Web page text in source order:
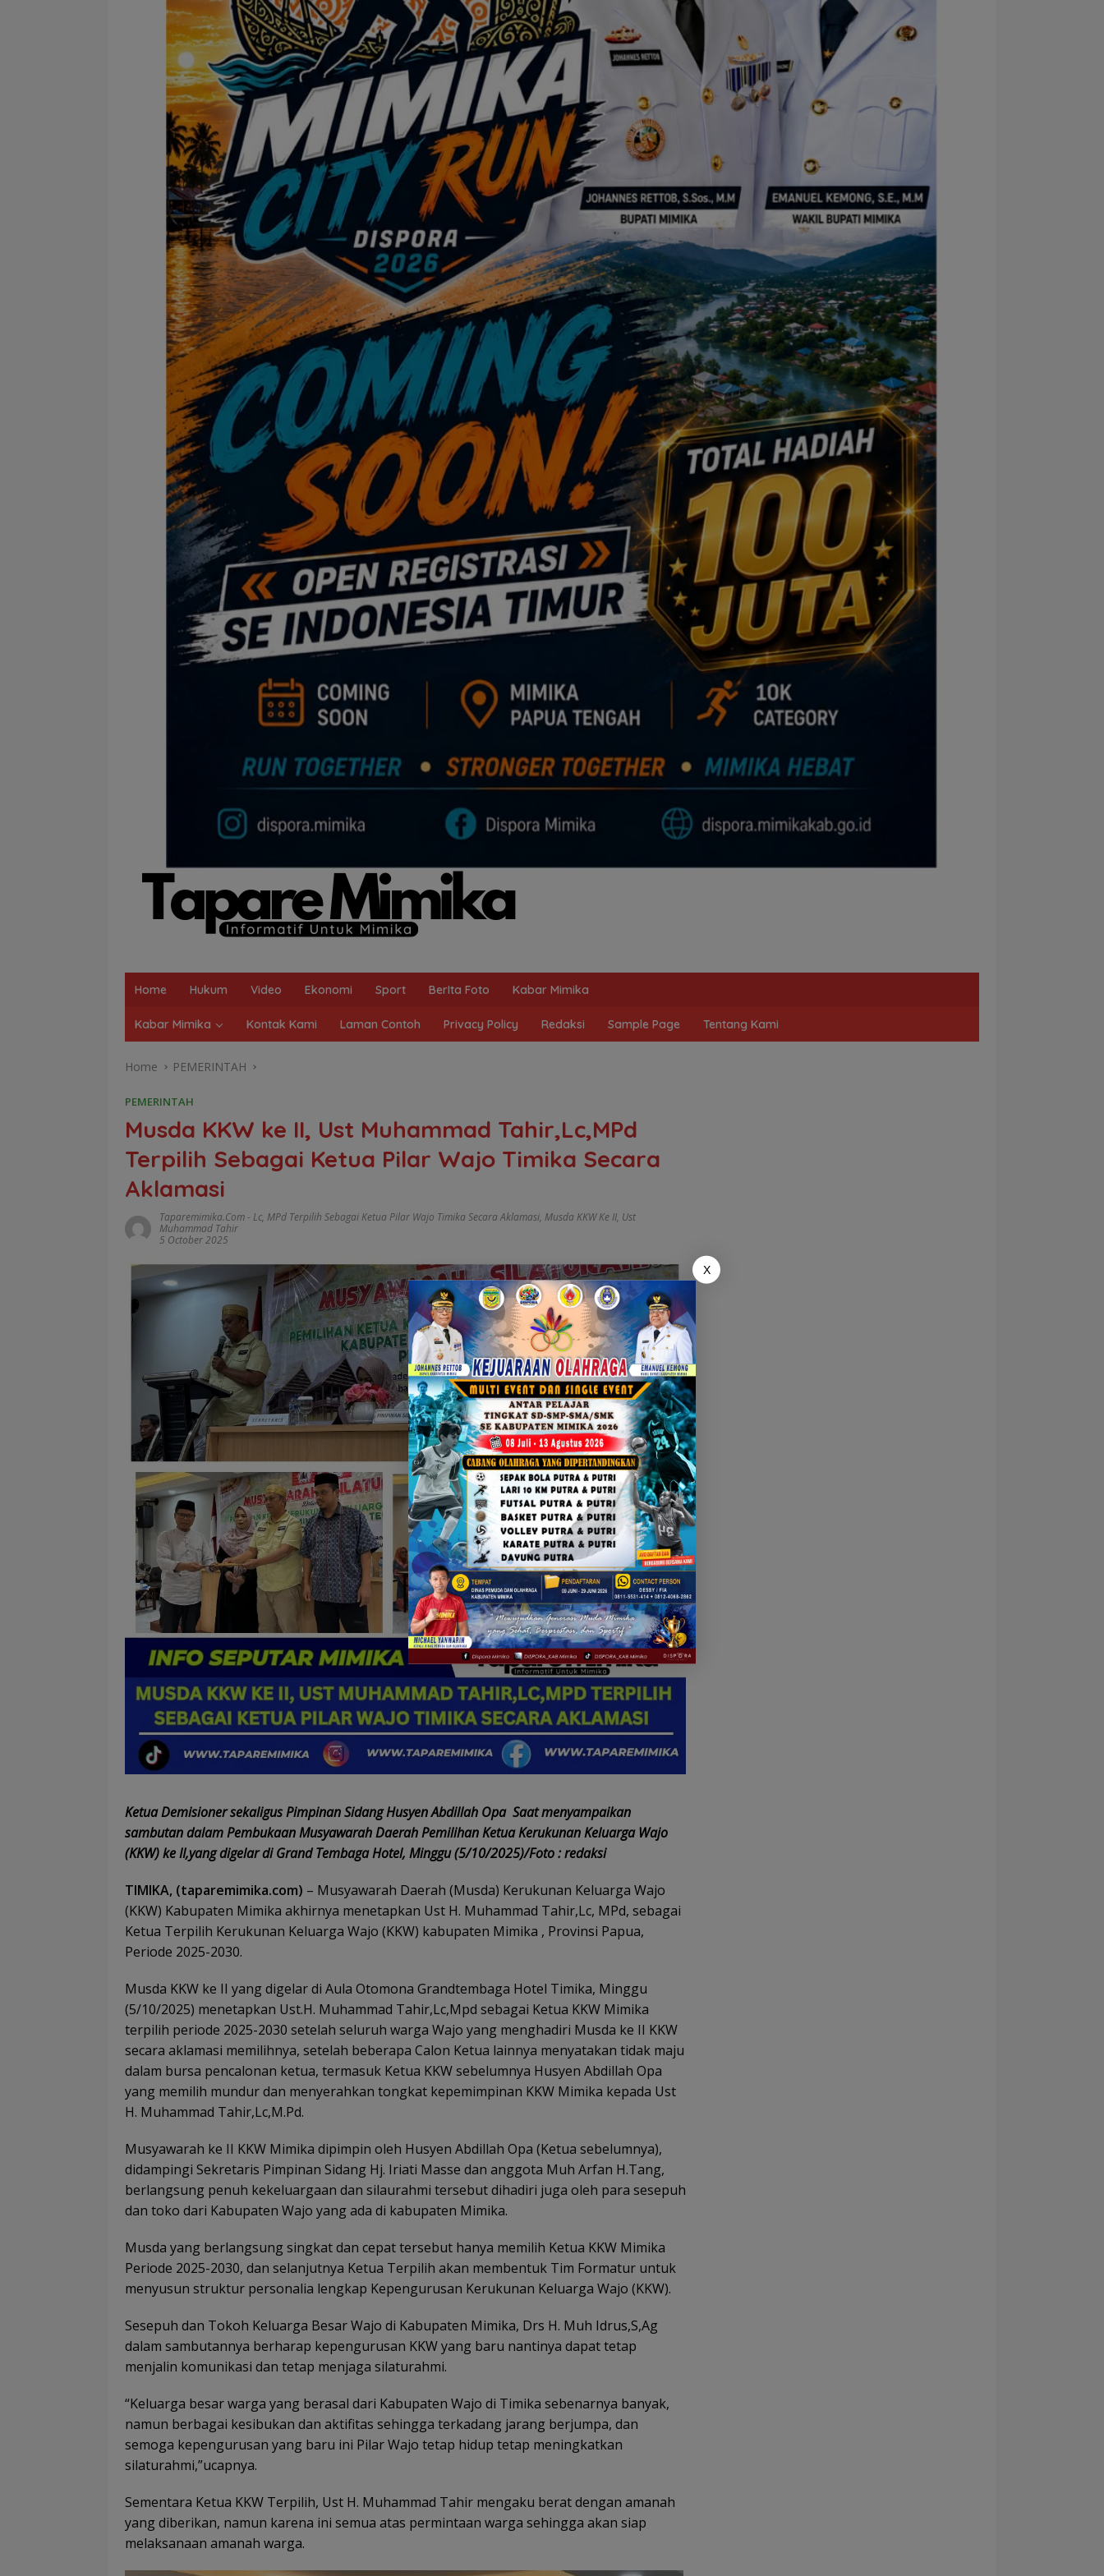
Home Hukum Video Ekonomi Sport BerIta Foto Kabar Mimika
Kabar Mimika Kontak Kami Laman Contoh Privacy Policy Redaksi Sample Page Tentang Kami
Home PEMERINTAH
PEMERINTAH
Musda KKW ke II, Ust Muhammad Tahir,Lc,MPd
Terpilih Sebagai Ketua Pilar Wajo Timika Secara
Aklamasi
Taparemimika.com- Lc, MPd Terpilih Sebagai Ketua Pilar Wajo Timika Secara Aklamasi, Musda KKW Ke II, Ust
Muhammad Tahir
5 October 2025
Ketua Demisioner sekaligus Pimpinan Sidang Husyen Abdillah Opa Saat menyampaikan
sambutan dalam Pembukaan Musyawarah Daerah Pemilihan Ketua Kerukunan Keluarga Wajo
(KKW) ke II,yang digelar di Grand Tembaga Hotel, Minggu (5/10/2025)/Foto : redaksi
TIMIKA, (taparemimika.com) – Musyawarah Daerah (Musda) Kerukunan Keluarga Wajo
(KKW) Kabupaten Mimika akhirnya menetapkan Ust H. Muhammad Tahir,Lc, MPd, sebagai
Ketua Terpilih Kerukunan Keluarga Wajo (KKW) kabupaten Mimika , Provinsi Papua,
Periode 2025-2030.
Musda KKW ke II yang digelar di Aula Otomona Grandtembaga Hotel Timika, Minggu
(5/10/2025) menetapkan Ust.H. Muhammad Tahir,Lc,Mpd sebagai Ketua KKW Mimika
terpilih periode 2025-2030 setelah seluruh warga Wajo yang menghadiri Musda ke II KKW
secara aklamasi memilihnya, setelah beberapa Calon Ketua lainnya menyatakan tidak maju
dalam bursa pencalonan ketua, termasuk Ketua KKW sebelumnya Husyen Abdillah Opa
yang memilih mundur dan menyerahkan tongkat kepemimpinan KKW Mimika kepada Ust
H. Muhammad Tahir,Lc,M.Pd.
Musyawarah ke II KKW Mimika dipimpin oleh Husyen Abdillah Opa (Ketua sebelumnya),
didampingi Sekretaris Pimpinan Sidang Hj. Iriati Masse dan anggota Muh Arfan H.Tang,
berlangsung penuh kekeluargaan dan silaurahmi tersebut dihadiri juga oleh para sesepuh
dan toko dari Kabupaten Wajo yang ada di kabupaten Mimika.
Musda yang berlangsung singkat dan cepat tersebut hanya memilih Ketua KKW Mimika
Periode 2025-2030, dan selanjutnya Ketua Terpilih akan membentuk Tim Formatur untuk
menyusun struktur personalia lengkap Kepengurusan Kerukunan Keluarga Wajo (KKW).
Sesepuh dan Tokoh Keluarga Besar Wajo di Kabupaten Mimika, Drs H. Muh Idrus,S,Ag
dalam sambutannya berharap kepengurusan KKW yang baru nantinya dapat tetap
menjalin komunikasi dan tetap menjaga silaturahmi.
“Keluarga besar warga yang berasal dari Kabupaten Wajo di Timika sebenarnya banyak,
namun berbagai kesibukan dan aktifitas sehingga terkadang jarang berjumpa, dan
semoga kepengurusan yang baru ini Pilar Wajo tetap hidup tetap meningkatkan
silaturahmi,”ucapnya.
Sementara Ketua KKW Terpilih, Ust H. Muhammad Tahir mengaku berat dengan amanah
yang diberikan, namun karena ini semua atas permintaan warga sehingga akan siap
melaksanaan amanah warga.
X